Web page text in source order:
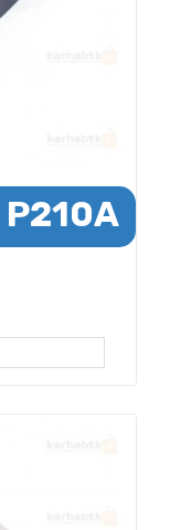
P210A